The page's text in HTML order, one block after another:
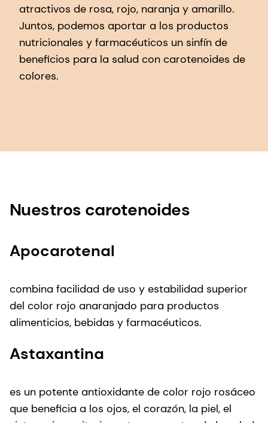
atractivos de rosa, rojo, naranja y amarillo.
Juntos, podemos aportar a los productos
nutricionales y farmacéuticos un sinfín de
beneficios para la salud con carotenoides de
colores.
Nuestros carotenoides
Apocarotenal
combina facilidad de uso y estabilidad superior
del color rojo anaranjado para productos
alimenticios, bebidas y farmacéuticos.
Astaxantina
es un potente antioxidante de color rojo rosáceo
que beneficia a los ojos, el corazón, la piel, el